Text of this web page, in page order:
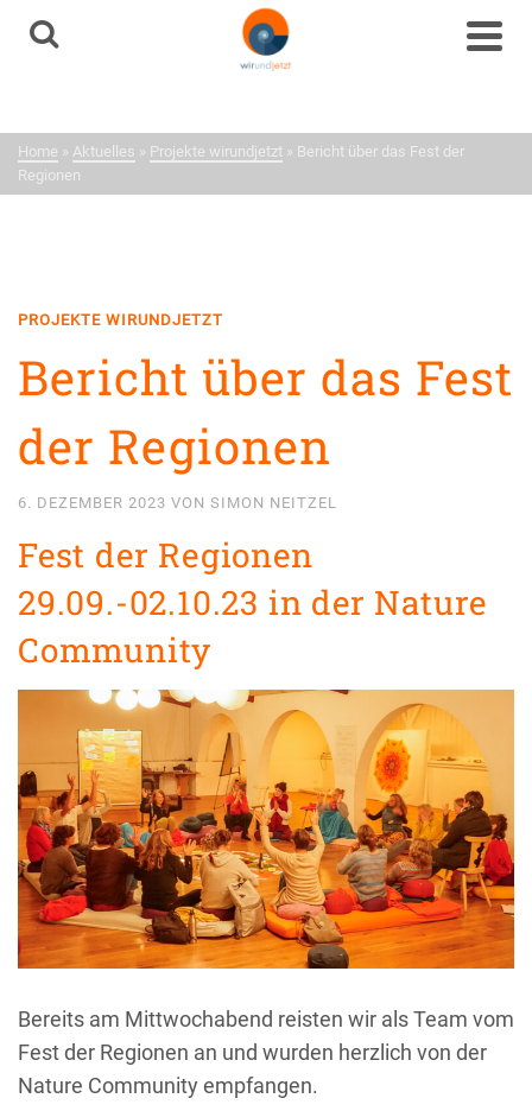
Neuigkeiten aus dem
Home » Aktuelles » Projekte wirundjetzt » Bericht über das Fest der
Regionen
PROJEKTE WIRUNDJETZT
Bericht über das Fest
der Regionen
6. DEZEMBER 2023 VON SIMON NEITZEL
Fest der Regionen
29.09.-02.10.23 in der Nature
Community
Bereits am Mittwochabend reisten wir als Team vom
Fest der Regionen an und wurden herzlich von der
Nature Community empfangen.